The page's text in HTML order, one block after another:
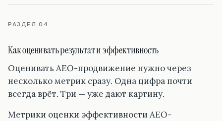
РАЗДЕЛ 04
Как оценивать результат и эффективность
Оценивать AEO-продвижение нужно через
несколько метрик сразу. Одна цифра почти
всегда врёт. Три — уже дают картину.
Метрики оценки эффективности AEO-